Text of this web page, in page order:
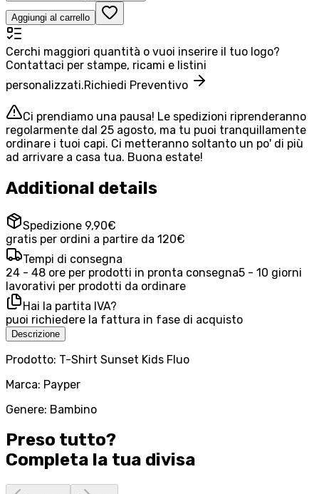
Aggiungi al carrello
Cerchi maggiori quantità o vuoi inserire il tuo logo?
Contattaci per stampe, ricami e listini
personalizzati.Richiedi Preventivo
Ci prendiamo una pausa! Le spedizioni riprenderanno
regolarmente dal 25 agosto, ma tu puoi tranquillamente
ordinare i tuoi capi. Ci metteranno soltanto un po' di più
ad arrivare a casa tua. Buona estate!
Additional details
Spedizione 9,90€
gratis per ordini a partire da 120€
Tempi di consegna
24 - 48 ore per prodotti in pronta consegna5 - 10 giorni
lavorativi per prodotti da ordinare
Hai la partita IVA?
puoi richiedere la fattura in fase di acquisto
Descrizione
Prodotto: T-Shirt Sunset Kids Fluo
Marca: Payper
Genere: Bambino
Preso tutto?
Completa la tua divisa